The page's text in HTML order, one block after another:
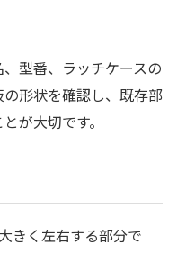
型番、ラッチケースの
形状を確認し、既存部
が大切です。
きく左右する部分で